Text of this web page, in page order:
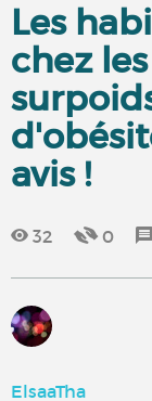
Les
chez
avis !
32 0
ElsaaTha